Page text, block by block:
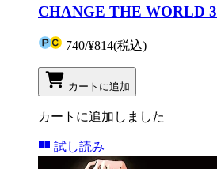
CHANGE THE WORLD 3
740/¥814(税込)
カートに追加
カートに追加しました
試し読み